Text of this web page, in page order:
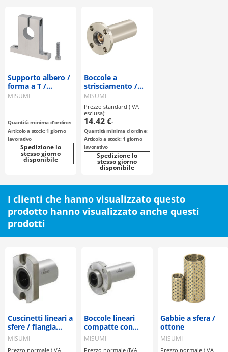
Supporto albero /
forma a T /
scanalato
MISUMI
Quantità minima d'ordine:
Articolo a stock: 1 giorno
lavorativo
Spedizione lo
stesso giorno
disponibile
Boccole a
strisciamento /
flangia
selezionabile / con
alloggiamento,
numero di boccole
selezionabile /
tenuta
selezionabile
MISUMI
Prezzo standard (IVA
esclusa):
14.42 €-
Quantità minima d'ordine:
Articolo a stock: 1 giorno
lavorativo
Spedizione lo
stesso giorno
disponibile
I clienti che hanno visualizzato questo
prodotto hanno visualizzato anche questi
prodotti
Cuscinetti lineari a
sfere / flangia
selezionabile /
acciaio
MISUMI
Prezzo normale (IVA
Boccole lineari
compatte con
flangia - Doppie
con pilota -
MISUMI
Prezzo normale (IVA
Gabbie a sfera /
ottone
MISUMI
Prezzo normale (IVA